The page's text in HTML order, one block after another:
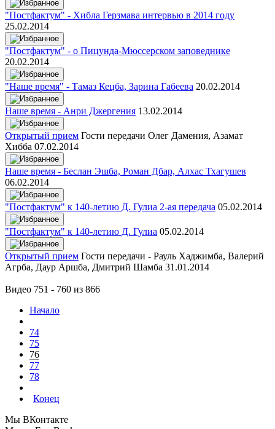
"Постфактум" - Хибла Герзмава интервью в 2014 году
25.02.2014
"Постфактум" - о Пицунда-Мюссерском заповеднике
20.02.2014
"Наше время" - Тамаз Кецба, Зарина Габеева 20.02.2014
Наше время - Анри Джергения 13.02.2014
Открытый прием Гости передачи Олег Дамения, Азамат
Хибба 07.02.2014
Наше время - Беслан Эшба, Роман Дбар, Алхас Тхагушев
06.02.2014
"Постфактум" к 140-летию Д. Гулиа 2-ая передача 05.02.2014
"Постфактум" к 140-летию Д. Гулиа 05.02.2014
Открытый прием Гости передачи - Рауль Хаджимба, Валерий
Агрба, Даур Аршба, Дмитрий Шамба 31.01.2014
Видео 751 - 760 из 866
Начало
74
75
76
77
78
Конец
Мы ВКонтакте